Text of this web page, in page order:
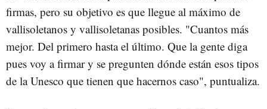
firmas, pero su objetivo es que llegue al máximo de
vallisoletanos y vallisoletanas posibles. "Cuantos más
mejor. Del primero hasta el último. Que la gente diga
pues voy a firmar y se pregunten dónde están esos tipos
de la Unesco que tienen que hacernos caso", puntualiza.